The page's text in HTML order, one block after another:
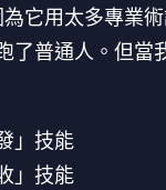
它用太多專業
了普通人。但當
」技能
」技能